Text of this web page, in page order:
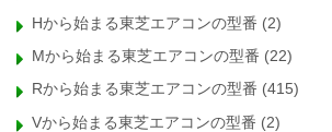
Hから始まる東芝エアコンの型番 (2)
Mから始まる東芝エアコンの型番 (22)
Rから始まる東芝エアコンの型番 (415)
Vから始まる東芝エアコンの型番 (2)